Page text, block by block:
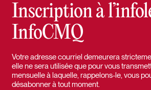
Inscription à
InfoCMQ
Votre adresse courriel demeurera
elle ne sera utilisée que pour vous
mensuelle à laquelle, rappelons-le, vous
désabonner à tout moment.